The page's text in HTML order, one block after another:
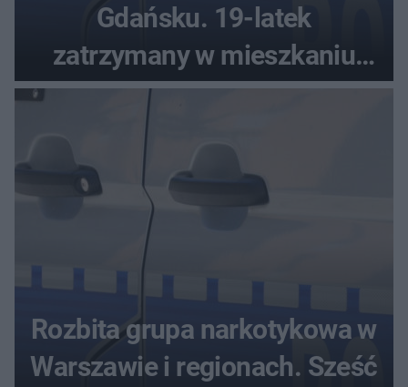
Gdańsku. 19-latek
zatrzymany w mieszkaniu
seniora
Rozbita grupa narkotykowa w
Warszawie i regionach. Sześć